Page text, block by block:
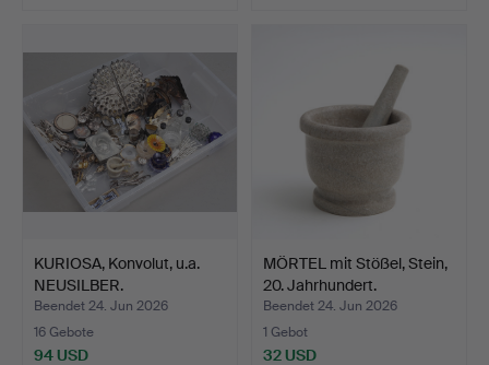
KURIOSA, Konvolut, u.a.
NEUSILBER.
Beendet 24. Jun 2026
16 Gebote
94 USD
MÖRTEL mit Stößel, Stein,
20. Jahrhundert.
Beendet 24. Jun 2026
1 Gebot
32 USD